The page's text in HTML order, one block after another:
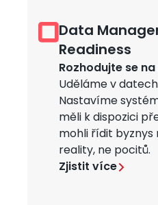
Obrázek
Data
Readiness
Rozhodujte se
Uděláme v
Nastavíme
měli k dispozici
mohli řídit byznys
reality, ne pocitů.
Zjistit více